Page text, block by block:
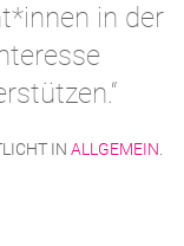
in der
IN ALLGEMEIN.